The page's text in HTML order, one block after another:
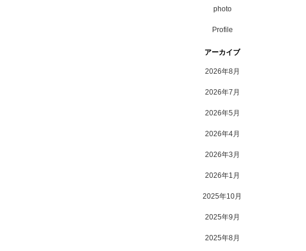
photo
Profile
アーカイブ
2026年8月
2026年7月
2026年5月
2026年4月
2026年3月
2026年1月
2025年10月
2025年9月
2025年8月